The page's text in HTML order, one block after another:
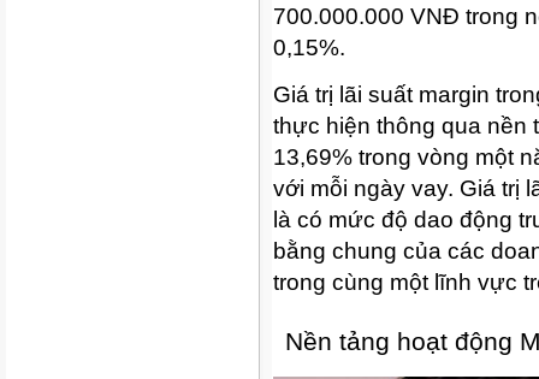
700.000.000 VNĐ trong
0,15%.
Giá trị lãi suất margin
thực hiện thông qua nền
13,69% trong vòng một
với mỗi ngày vay. Giá trị
là có mức độ dao động
bằng chung của các
trong cùng một lĩnh vực
Nền tảng hoạt động